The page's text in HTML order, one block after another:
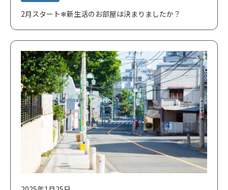
2月スタート❄新生活のお部屋は決まりましたか？